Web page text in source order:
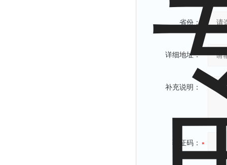
省份：
详细地址：
补充说明：
验证码：